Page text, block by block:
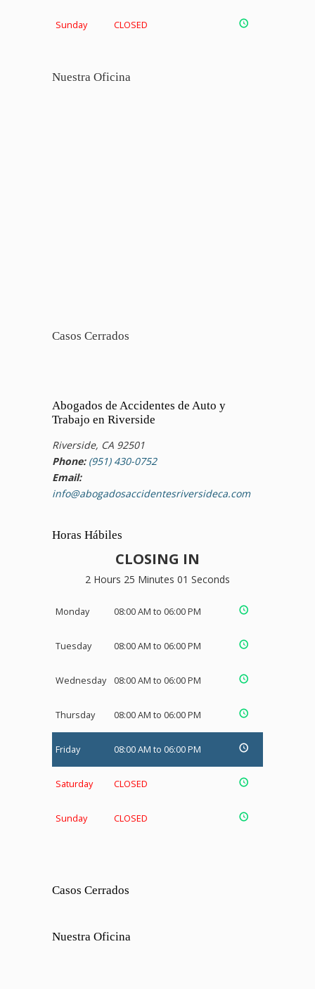
Sunday CLOSED
Nuestra Oficina
Casos Cerrados
Abogados de Accidentes de Auto y
Trabajo en Riverside
Riverside, CA 92501
Phone: (951) 430-0752
Email:
info@abogadosaccidentesriversideca.com
Horas Hábiles
CLOSING IN
2 Hours 25 Minutes 00 Seconds
Monday 08:00 AM to 06:00 PM
Tuesday 08:00 AM to 06:00 PM
Wednesday 08:00 AM to 06:00 PM
Thursday 08:00 AM to 06:00 PM
Friday 08:00 AM to 06:00 PM
Saturday CLOSED
Sunday CLOSED
Casos Cerrados
Nuestra Oficina